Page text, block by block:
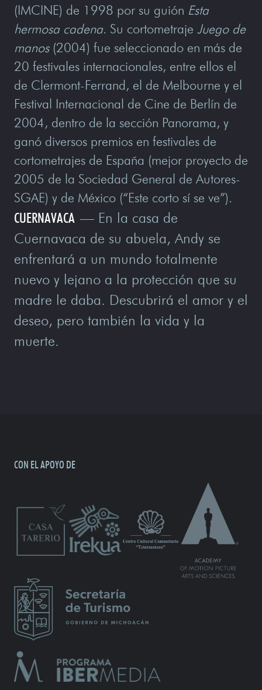
(IMCINE) de 1998 por su guión Esta
hermosa cadena. Su cortometraje Juego de
manos(2004) fue seleccionado en más de
20 festivales internacionales, entre ellos el
de Clermont-Ferrand, el de Melbourne y el
Festival Internacional de Cine de Berlín de
2004, dentro de la sección Panorama, y
ganó diversos premios en festivales de
cortometrajes de España (mejor proyecto de
2005 de la Sociedad General de Autores-
SGAE) y de México (“Este corto sí se ve”).
CUERNAVACA — En la casa de
Cuernavaca de su abuela, Andy se
enfrentará a un mundo totalmente
nuevo y lejano a la protección que su
madre le daba. Descubrirá el amor y el
deseo, pero también la vida y la
muerte.
CON EL APOYO DE